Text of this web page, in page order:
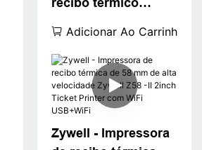
recibo térmico
USB Bluetooth
Connect Min
Ithermal Printer
58mm em estoque
USB+BT
Adicionar Ao Carrinho
Zywell - Impressora